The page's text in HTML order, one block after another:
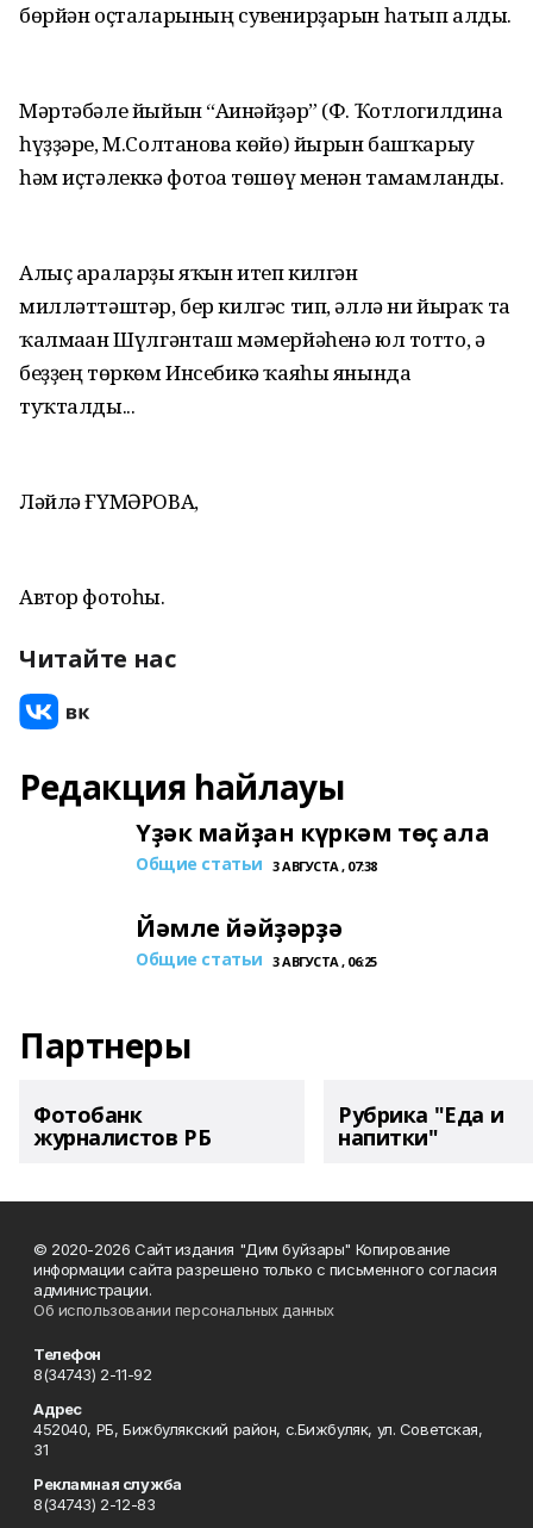
бөрйән оҫталарының сувенирҙарын һатып алды.
Мәртәбәле йыйын “Ағинәйҙәр” (Ф. Ҡотлогилдина
һүҙҙәре, М.Солтанова көйө) йырын башҡарыу
һәм иҫтәлеккә фотоға төшөү менән тамамланды.
Алыҫ араларҙы яҡын итеп килгән
милләттәштәр, бер килгәс тип, әллә ни йыраҡ та
ҡалмаған Шүлгәнташ мәмерйәһенә юл тотто, ә
беҙҙең төркөм Инсебикә ҡаяһы янында
туҡталды...
Ләйлә ҒҮМӘРОВА,
Автор фотоһы.
Читайте нас
Редакция һайлауы
Үҙәк майҙан күркәм төҫ ала
Общие статьи 3 АВГУСТА , 07:38
Йәмле йәйҙәрҙә
Общие статьи 3 АВГУСТА , 06:25
Партнеры
Фотобанк
журналистов РБ
Рубрика "Еда и
напитки"
© 2020-2026 Сайт издания "Дим буйзары" Копирование
информации сайта разрешено только с письменного согласия
администрации.
Об использовании персональных данных
Телефон
8(34743) 2-11-92
Адрес
452040, РБ, Бижбулякский район, с.Бижбуляк, ул. Советская,
31
Рекламная служба
8(34743) 2-12-83